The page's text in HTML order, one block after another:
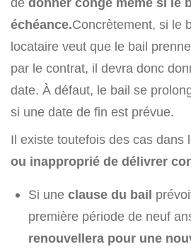
échéance.Concrètement, si le
locataire veut que le bail
par le contrat, il devra donc
date. À défaut, le bail se
si une date de fin est prévue.
Il existe toutefois des cas dans
ou inapproprié de délivrer
Si une clause du bail
première période de neuf
renouvellera pour une